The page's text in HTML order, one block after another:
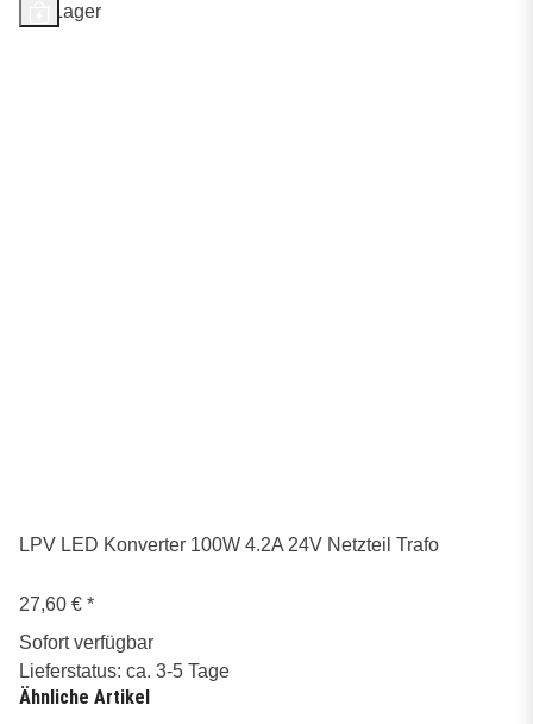
Auf Lager
LPV LED Konverter 100W 4.2A 24V Netzteil Trafo
27,60 € *
Sofort verfügbar
Lieferstatus: ca. 3-5 Tage
Ähnliche Artikel